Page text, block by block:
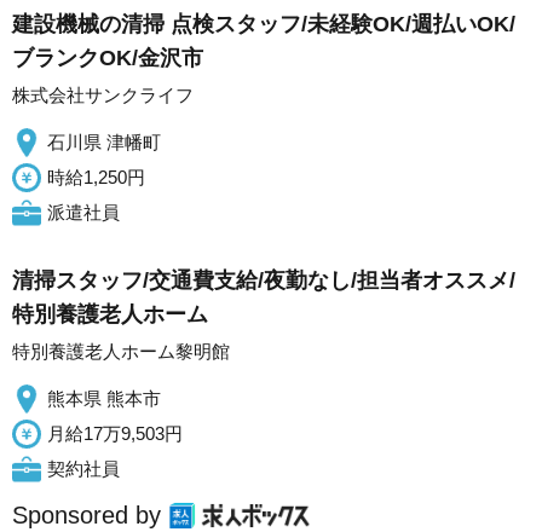
建設機械の清掃 点検スタッフ/未経験OK/週払いOK/
ブランクOK/金沢市
株式会社サンクライフ
石川県 津幡町
時給1,250円
派遣社員
清掃スタッフ/交通費支給/夜勤なし/担当者オススメ/
特別養護老人ホーム
特別養護老人ホーム黎明館
熊本県 熊本市
月給17万9,503円
契約社員
Sponsored by